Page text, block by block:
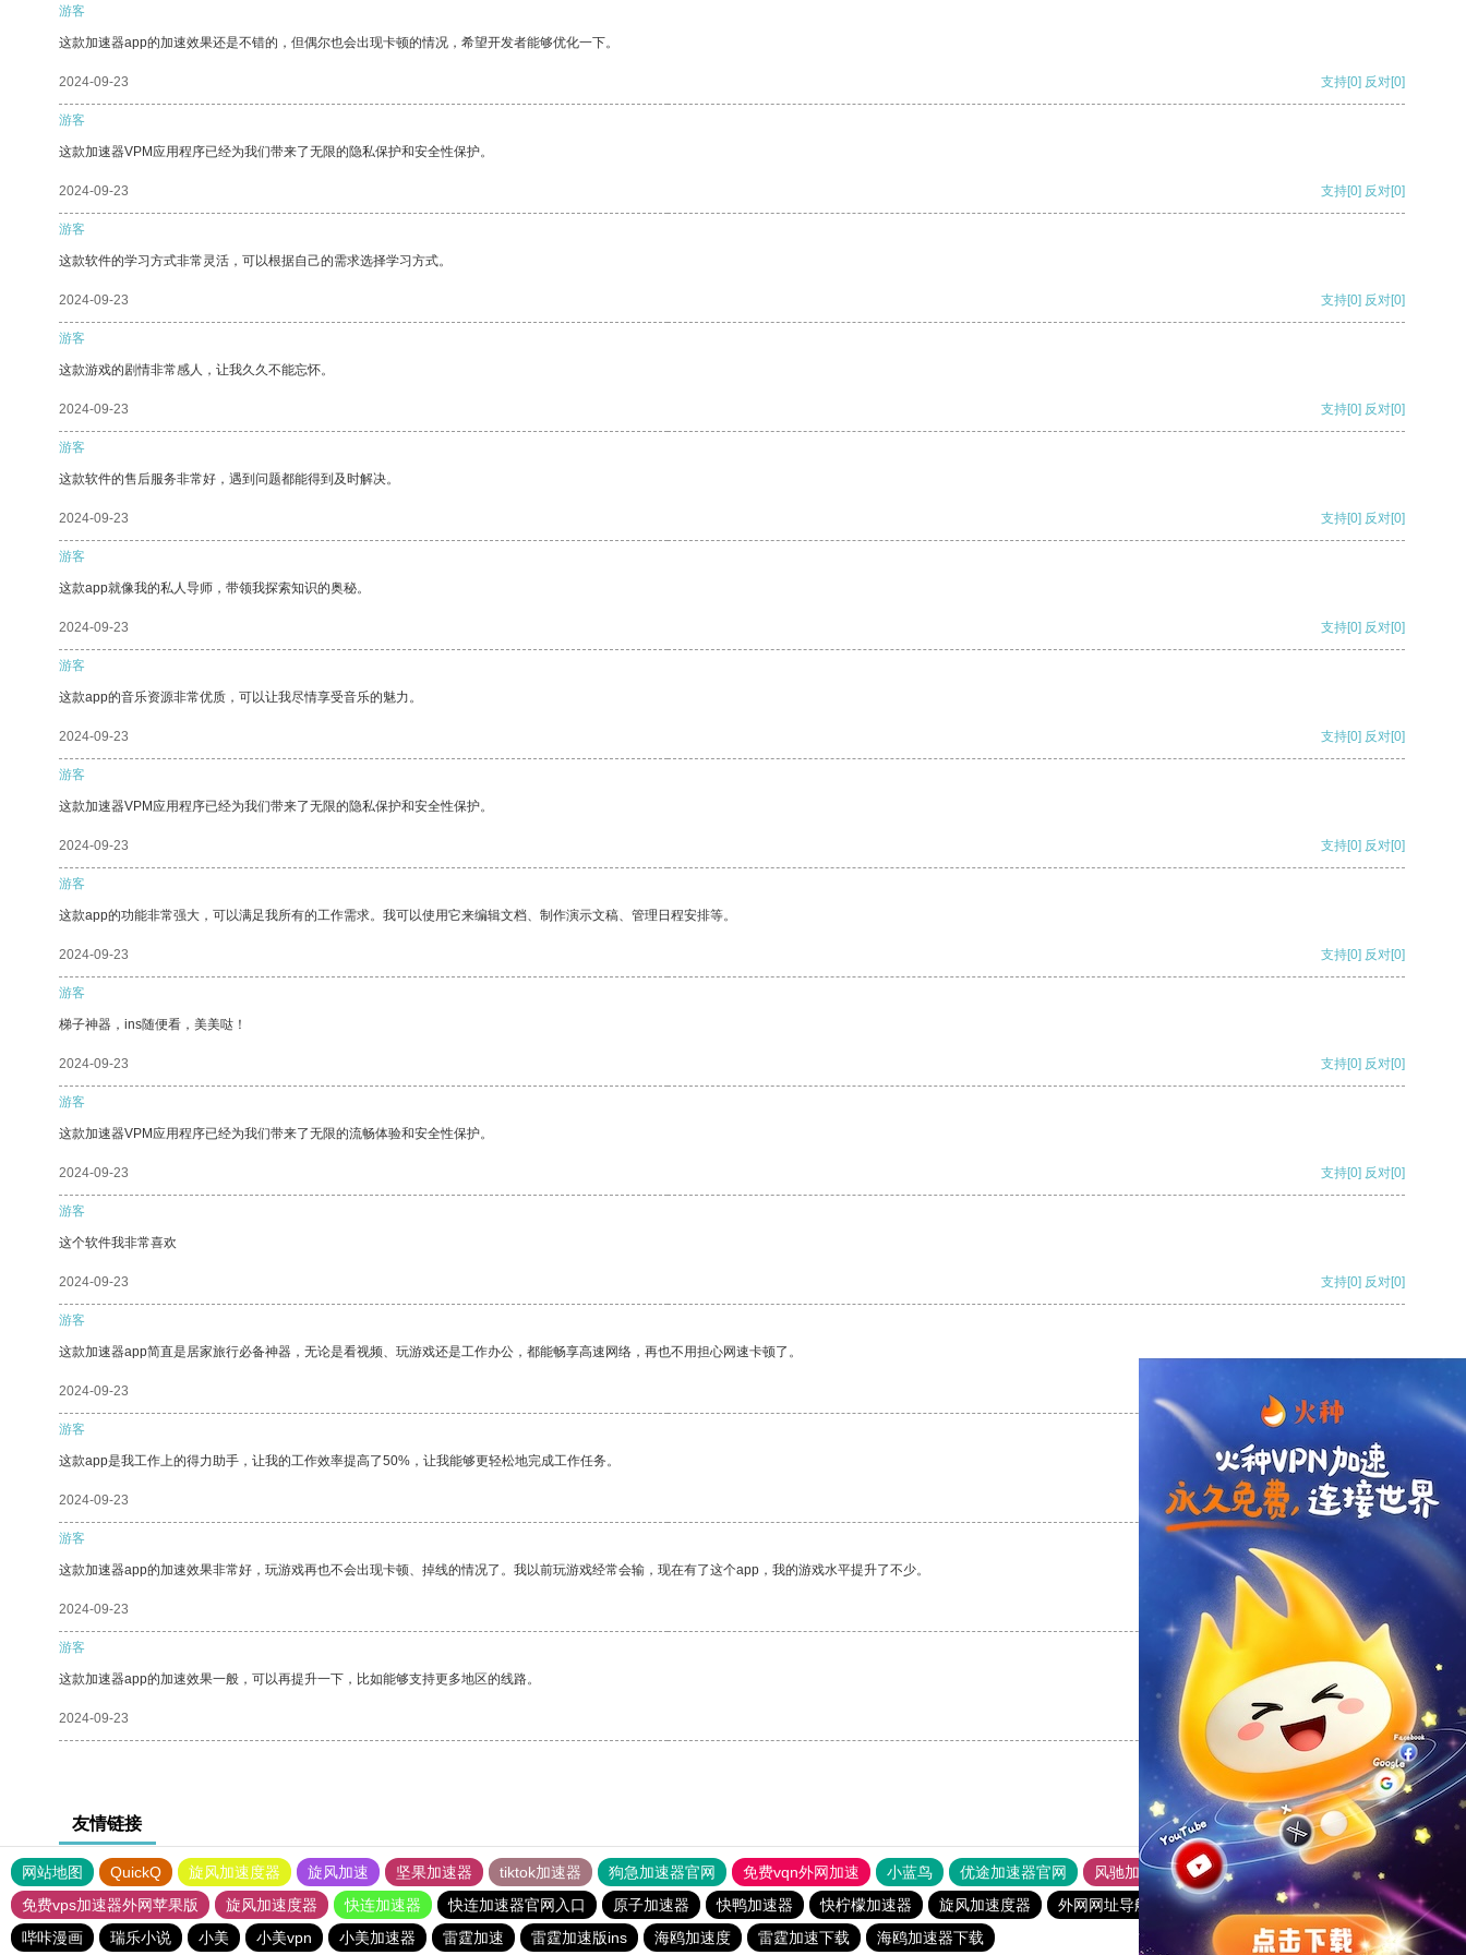
游客
这款加速器app的加速效果还是不错的，但偶尔也会出现卡顿的情况，希望开发者能够优化一下。
2024-09-23 支持[0] 反对[0]
游客
这款加速器VPM应用程序已经为我们带来了无限的隐私保护和安全性保护。
2024-09-23 支持[0] 反对[0]
游客
这款软件的学习方式非常灵活，可以根据自己的需求选择学习方式。
2024-09-23 支持[0] 反对[0]
游客
这款游戏的剧情非常感人，让我久久不能忘怀。
2024-09-23 支持[0] 反对[0]
游客
这款软件的售后服务非常好，遇到问题都能得到及时解决。
2024-09-23 支持[0] 反对[0]
游客
这款app就像我的私人导师，带领我探索知识的奥秘。
2024-09-23 支持[0] 反对[0]
游客
这款app的音乐资源非常优质，可以让我尽情享受音乐的魅力。
2024-09-23 支持[0] 反对[0]
游客
这款加速器VPM应用程序已经为我们带来了无限的隐私保护和安全性保护。
2024-09-23 支持[0] 反对[0]
游客
这款app的功能非常强大，可以满足我所有的工作需求。我可以使用它来编辑文档、制作演示文稿、管理日程安排等。
2024-09-23 支持[0] 反对[0]
游客
梯子神器，ins随便看，美美哒！
2024-09-23 支持[0] 反对[0]
游客
这款加速器VPM应用程序已经为我们带来了无限的流畅体验和安全性保护。
2024-09-23 支持[0] 反对[0]
游客
这个软件我非常喜欢
2024-09-23 支持[0] 反对[0]
游客
这款加速器app简直是居家旅行必备神器，无论是看视频、玩游戏还是工作办公，都能畅享高速网络，再也不用担心网速卡顿了。
2024-09-23
游客
这款app是我工作上的得力助手，让我的工作效率提高了50%，让我能够更轻松地完成工作任务。
2024-09-23 支持 [0] 反对[0]
游客
这款加速器app的加速效果非常好，玩游戏再也不会出现卡顿、掉线的情况了。我以前玩游戏经常会输，现在有了这个app，我的游戏水平提升了不少。
2024-09-23 支持[0] 反对
游客
这款加速器app的加速效果一般，可以再提升一下，比如能够支持更多地区的线路。
2024-09-23 支持[0] 反对[0]
友情链接
网站地图 QuickQ 旋风加速度器 旋风加速 坚果加速器 tiktok加速器 狗急加速器官网 免费vqn外网加速 小蓝鸟 优途加速器官网 风驰加速器
旋风加速器
免费vps加速器外网苹果版
旋风加速度器 快连加速器 快连加速器官网入口 原子加速器 快鸭加速器 快柠檬加速器 旋风加速度器 外网网址导航 软件中心 雷霆加速
狂飙加速器
哔咔漫画
瑞乐小说 小美 小美vpn 小美加速器 雷霆加速 雷霆加速版ins 海鸥加速度 雷霆加速下载 海鸥加速器下载